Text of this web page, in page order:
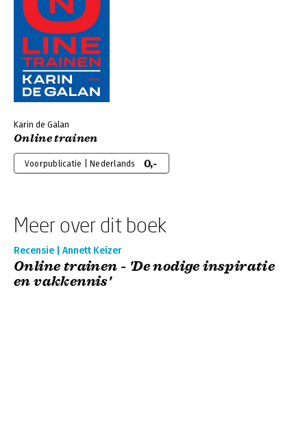
Karin de Galan
Online trainen
Voorpublicatie | Nederlands 0,-
Meer over dit boek
Recensie | Annett Keizer
Online trainen - 'De nodige inspiratie
en vakkennis'